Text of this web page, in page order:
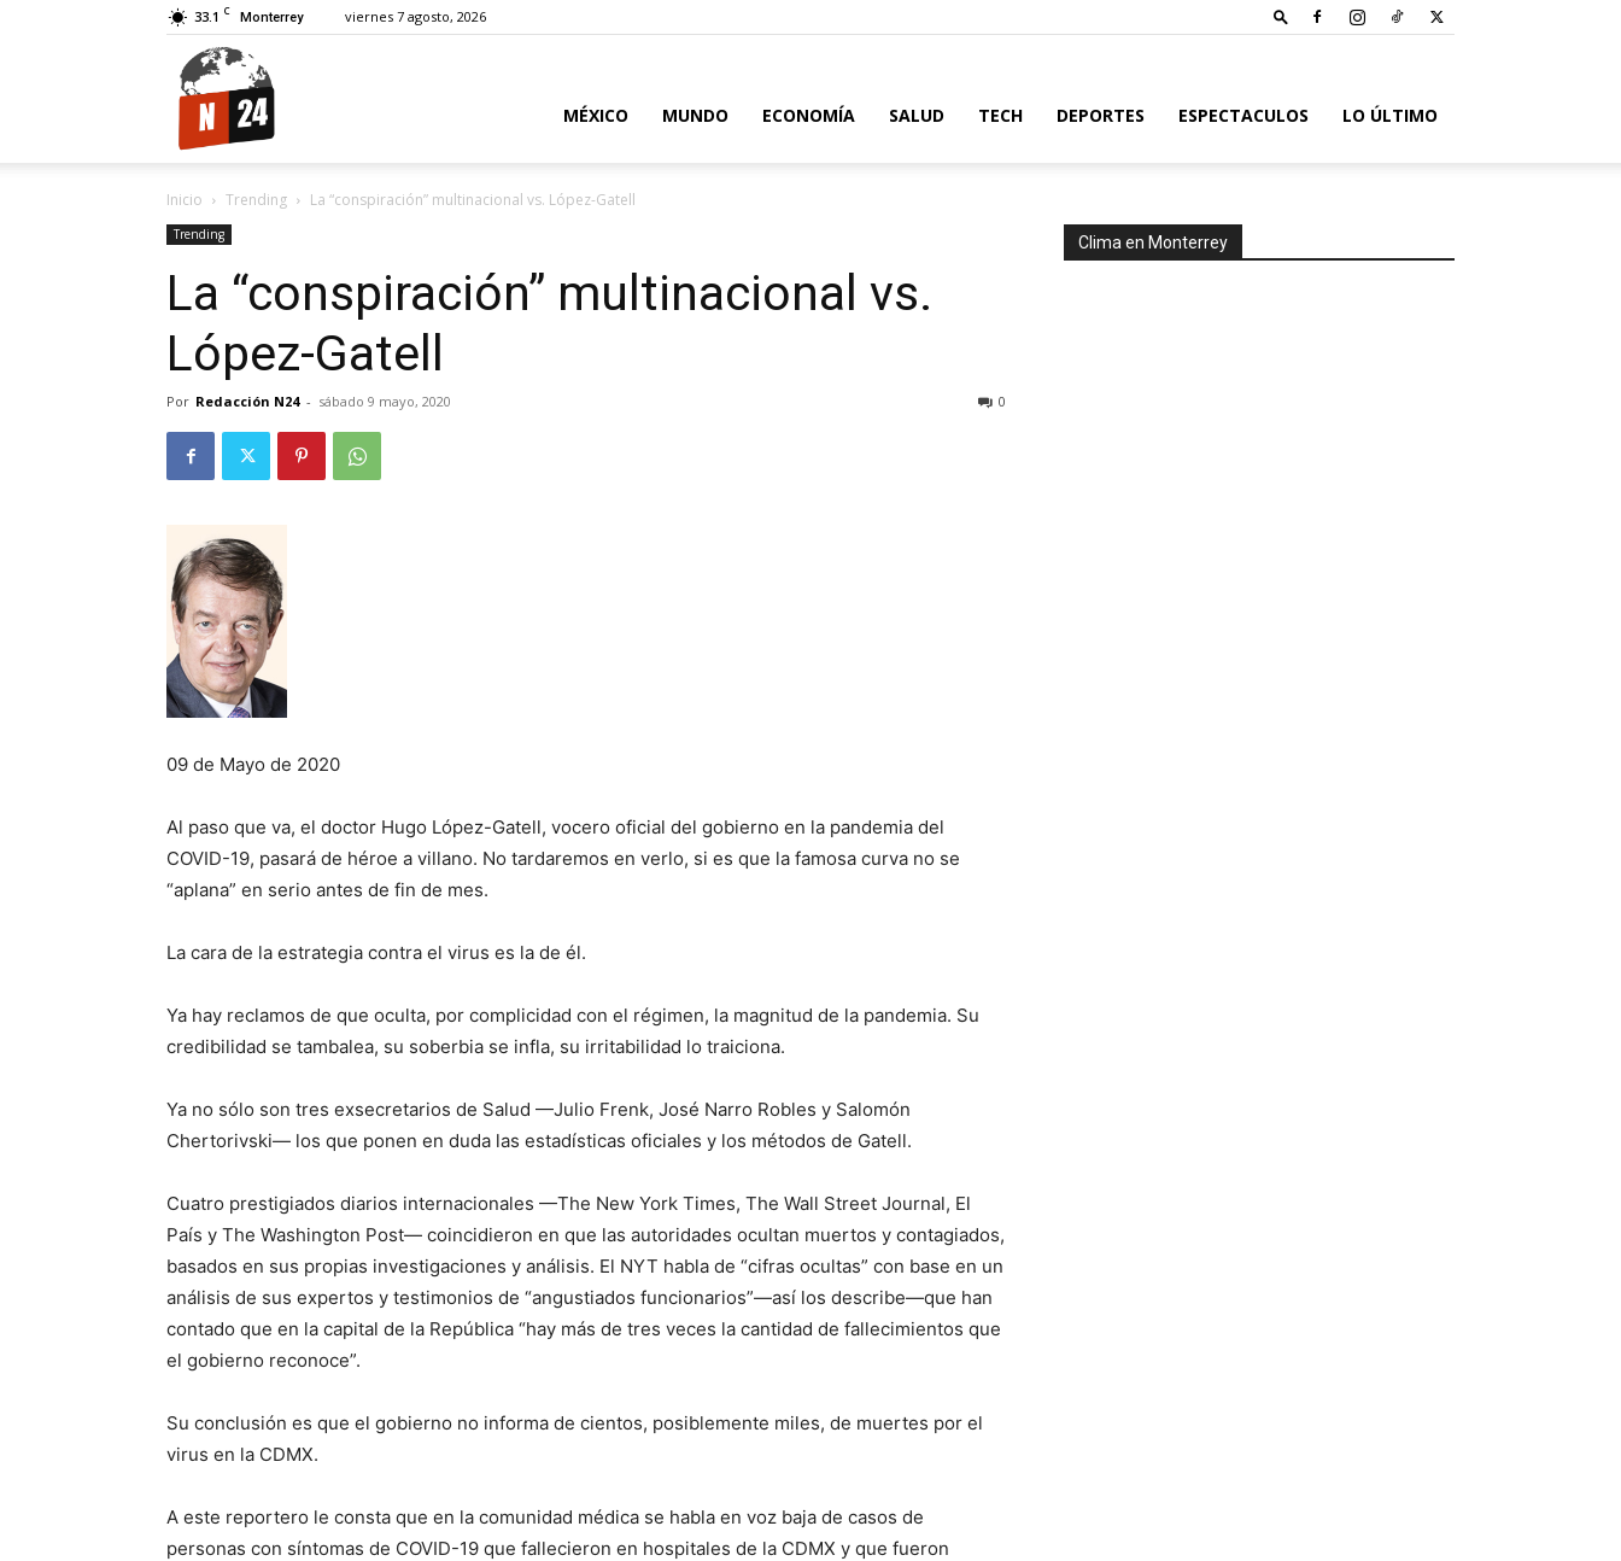
33.1 C Monterrey viernes 7 agosto, 2026
MÉXICO MUNDO ECONOMÍA SALUD TECH DEPORTES ESPECTACULOS LO ÚLTIMO
Inicio Trending La “conspiración” multinacional vs. López-Gatell
Trending
La “conspiración” multinacional vs.
López-Gatell
Por Redacción N24 - sábado 9 mayo, 2020 0
09 de Mayo de 2020
Al paso que va, el doctor Hugo López-Gatell, vocero oficial del gobierno en la pandemia del
COVID-19, pasará de héroe a villano. No tardaremos en verlo, si es que la famosa curva no se
“aplana” en serio antes de fin de mes.
La cara de la estrategia contra el virus es la de él.
Ya hay reclamos de que oculta, por complicidad con el régimen, la magnitud de la pandemia. Su
credibilidad se tambalea, su soberbia se infla, su irritabilidad lo traiciona.
Ya no sólo son tres exsecretarios de Salud —Julio Frenk, José Narro Robles y Salomón
Chertorivski— los que ponen en duda las estadísticas oficiales y los métodos de Gatell.
Cuatro prestigiados diarios internacionales —The New York Times, The Wall Street Journal, El
País y The Washington Post— coincidieron en que las autoridades ocultan muertos y contagiados,
basados en sus propias investigaciones y análisis. El NYT habla de “cifras ocultas” con base en un
análisis de sus expertos y testimonios de “angustiados funcionarios”—así los describe—que han
contado que en la capital de la República “hay más de tres veces la cantidad de fallecimientos que
el gobierno reconoce”.
Su conclusión es que el gobierno no informa de cientos, posiblemente miles, de muertes por el
virus en la CDMX.
A este reportero le consta que en la comunidad médica se habla en voz baja de casos de
personas con síntomas de COVID-19 que fallecieron en hospitales de la CDMX y que fueron
Clima en Monterrey